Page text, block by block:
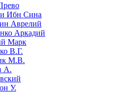
Ибн Сина
Аврелий
Аркадий
Марк
В.Г.
М.В.
А.
У.